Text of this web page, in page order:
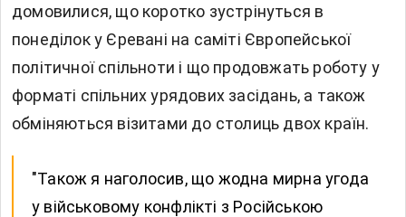
домовилися, що коротко зустрінуться в
понеділок у Єревані на саміті Європейської
політичної спільноти і що продовжать роботу у
форматі спільних урядових засідань, а також
обміняються візитами до столиць двох країн.
"Також я наголосив, що жодна мирна угода
у військовому конфлікті з Російською